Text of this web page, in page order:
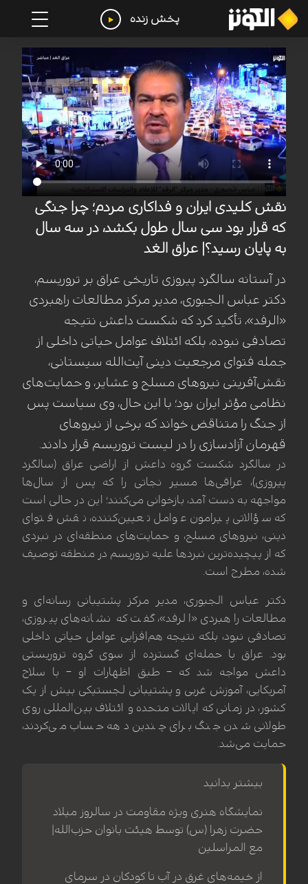
پخش زنده
نقش کلیدی ایران و فداکاری مردم؛ چرا جنگی
که قرار بود سی سال طول بکشد، در سه سال
به پایان رسید؟| عراق الغد
در آستانه سالگرد پیروزی تاریخی عراق بر تروریسم،
دکتر عباس الجبوری، مدیر مرکز مطالعات راهبردی
«الرفد»، تأکید کرد که شکست داعش نتیجه
تصادفی نبوده، بلکه ائتلاف عوامل حیاتی داخلی از
جمله فتوای مرجعیت دینی آیت‌الله سیستانی،
نقش‌آفرینی نیروهای مسلح و عشایر، و حمایت‌های
نظامی مؤثر ایران بود؛ با این حال، وی سیاست پس
از جنگ را متناقض خواند که برخی از نیروهای
قهرمان آزادسازی را در لیست تروریسم قرار دادند.
در سالگرد شکست گروه داعش از اراضی عراق (سالگرد
پیروزی)، عراقی‌ها مسیر نجاتی را که پس از سال‌ها
مواجهه به دست آمد، بازخوانی می‌کنند؛ این در حالی است
که سؤالاتی پیرامون عوامل تعیین‌کننده، نقش فتوای
دینی، نیروهای مسلح، و حمایت‌های منطقه‌ای در نبردی
که از پیچیده‌ترین نبردها علیه تروریسم در منطقه توصیف
شده، مطرح است.
دکتر عباس الجبوری، مدیر مرکز پشتیبانی رسانه‌ای و
مطالعات راهبردی «الرفد»، گفت که نشانه‌های پیروزی،
تصادفی نبود، بلکه نتیجه هم‌افزایی عوامل حیاتی داخلی
بود. عراق با حمله‌ای گسترده از سوی گروه تروریستی
داعش مواجه شد که – طبق اظهارات او – با سلاح
آمریکایی، آموزش غربی و پشتیبانی لجستیکی بیش از یک
کشور، در زمانی که ایالات متحده و ائتلاف بین‌المللی روی
طولانی شدن جنگ برای چندین دهه حساب می‌کردند،
حمایت می‌شد.
بیشتر بدانید
نمایشگاه هنری ویژه مقاومت در سالروز میلاد
حضرت زهرا (س) توسط هیئت‌ بانوان حزب‌الله|
مع المراسلین
از خیمه‌های غرق در آب تا کودکان در سرمای